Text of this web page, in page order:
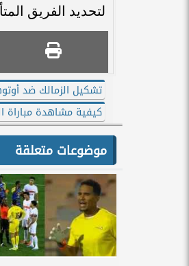
لتحديد الفريق
تشكيل الزمالك ضد
كيفية مشاهدة مباراة
موضوعات متعلقة